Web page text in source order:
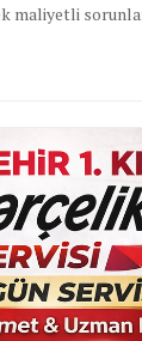
maliyetli